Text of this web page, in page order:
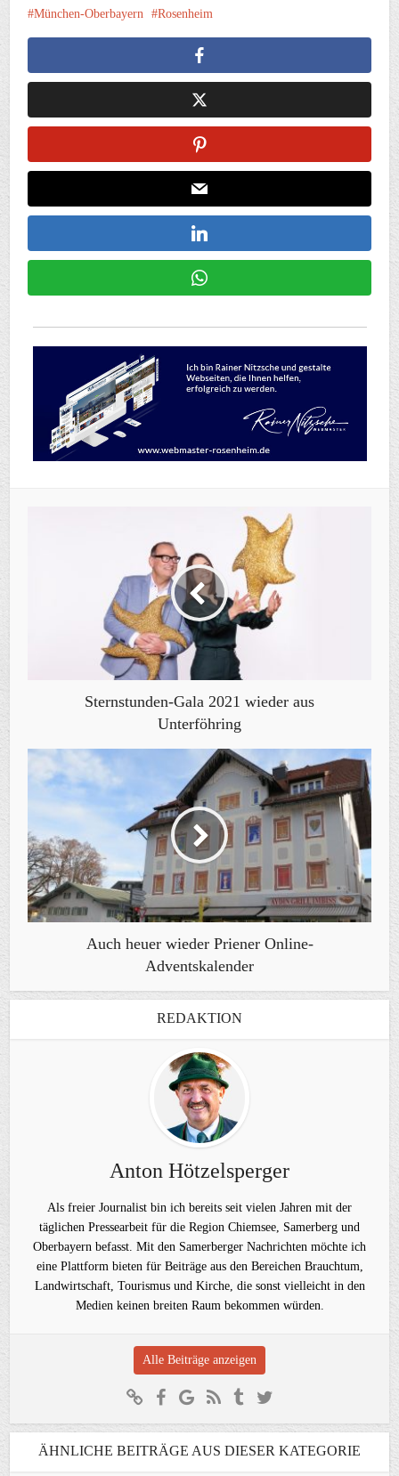
München-Oberbayern Rosenheim
Sternstunden-Gala 2021 wieder aus
Unterföhring
Auch heuer wieder Priener Online-
Adventskalender
REDAKTION
Anton Hötzelsperger
Als freier Journalist bin ich bereits seit vielen Jahren mit der
täglichen Pressearbeit für die Region Chiemsee, Samerberg und
Oberbayern befasst. Mit den Samerberger Nachrichten möchte ich
eine Plattform bieten für Beiträge aus den Bereichen Brauchtum,
Landwirtschaft, Tourismus und Kirche, die sonst vielleicht in den
Medien keinen breiten Raum bekommen würden.
Alle Beiträge anzeigen
ÄHNLICHE BEITRÄGE AUS DIESER KATEGORIE